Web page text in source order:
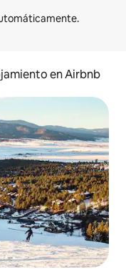
en Airbnb